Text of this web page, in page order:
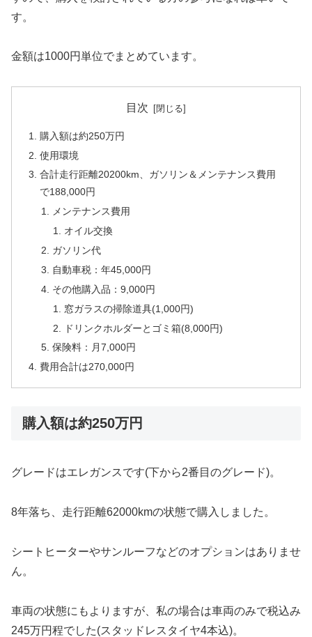
す。
金額は1000円単位でまとめています。
目次
購入額は約250万円
使用環境
合計走行距離20200km、ガソリン＆メンテナンス費用
で188,000円
メンテナンス費用
オイル交換
ガソリン代
自動車税：年45,000円
その他購入品：9,000円
窓ガラスの掃除道具(1,000円)
ドリンクホルダーとゴミ箱(8,000円)
保険料：月7,000円
費用合計は270,000円
購入額は約250万円
グレードはエレガンスです(下から2番目のグレード)。
8年落ち、走行距離62000kmの状態で購入しました。
シートヒーターやサンルーフなどのオプションはありませ
ん。
車両の状態にもよりますが、私の場合は車両のみで税込み
245万円程でした(スタッドレスタイヤ4本込)。